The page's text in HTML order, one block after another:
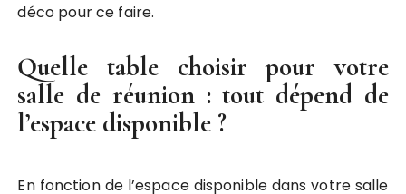
déco pour ce faire.
Quelle table choisir pour votre
salle de réunion : tout dépend de
l’espace disponible ?
En fonction de l’espace disponible dans votre salle